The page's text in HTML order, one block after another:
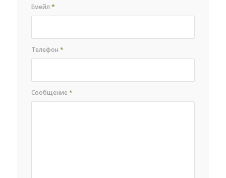
Емейл*
Телефон*
Сообщение*